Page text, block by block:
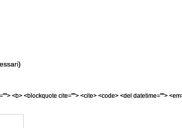
<b> <blockquote cite=""> <cite> <code> <del datetime="">